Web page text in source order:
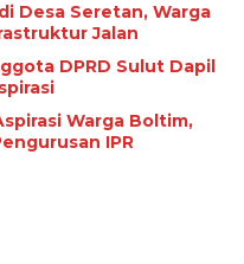
Desa Seretan, Warga
Jalan
DPRD Sulut Dapil
Warga Boltim,
IPR